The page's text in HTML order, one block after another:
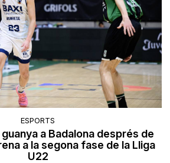
ESPORTS
a Badalona després de
a la segona fase de la Lliga
U22